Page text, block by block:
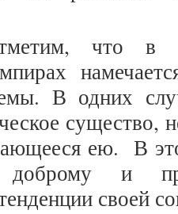
что в
В одних
ею. В
доброму и
своей